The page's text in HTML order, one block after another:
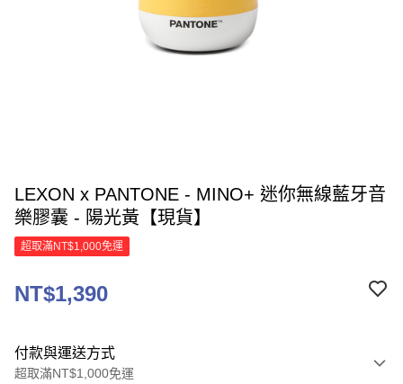
LEXON x PANTONE - MINO+ 迷你無線藍牙音
樂膠囊 - 陽光黃【現貨】
超取滿NT$1,000免運
NT$1,390
付款與運送方式
超取滿NT$1,000免運